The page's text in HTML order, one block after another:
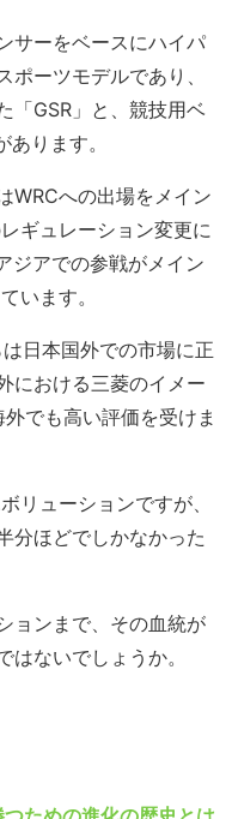
サーをベースにハイパ
ーツモデルであり、
「GSR」と、競技用ベ
ります。
WRCへの出場をメイン
ギュレーション変更に
ジアでの参戦がメイン
います。
日本国外での市場に正
における三菱のイメー
でも高い評価を受けま
リューションですが、
分ほどでしかなかった
ョンまで、その血統が
ないでしょうか。